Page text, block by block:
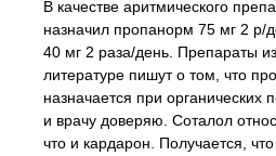
В качестве аритмического
назначил пропанорм 75 мг 2 р/
40 мг 2 раза/день. Препараты
литературе пишут о том, что
назначается при органических
и врачу доверяю. Соталол
что и кардарон. Получается,